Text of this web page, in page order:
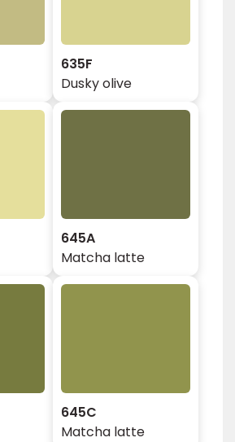
635F
Dusky olive
645A
Matcha latte
645C
Matcha latte